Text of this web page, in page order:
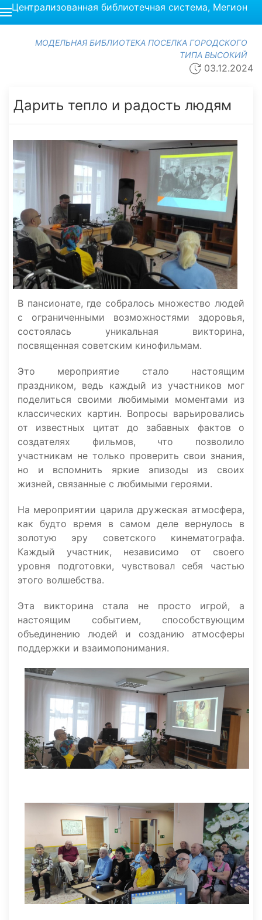
Централизованная библиотечная система, Мегион
МОДЕЛЬНАЯ БИБЛИОТЕКА ПОСЕЛКА ГОРОДСКОГО
ТИПА ВЫСОКИЙ
03.12.2024
Дарить тепло и радость людям
В пансионате, где собралось множество людей
с ограниченными возможностями здоровья,
состоялась уникальная викторина,
посвященная советским кинофильмам.
Это мероприятие стало настоящим
праздником, ведь каждый из участников мог
поделиться своими любимыми моментами из
классических картин. Вопросы варьировались
от известных цитат до забавных фактов о
создателях фильмов, что позволило
участникам не только проверить свои знания,
но и вспомнить яркие эпизоды из своих
жизней, связанные с любимыми героями.
На мероприятии царила дружеская атмосфера,
как будто время в самом деле вернулось в
золотую эру советского кинематографа.
Каждый участник, независимо от своего
уровня подготовки, чувствовал себя частью
этого волшебства.
Эта викторина стала не просто игрой, а
настоящим событием, способствующим
объединению людей и созданию атмосферы
поддержки и взаимопонимания.